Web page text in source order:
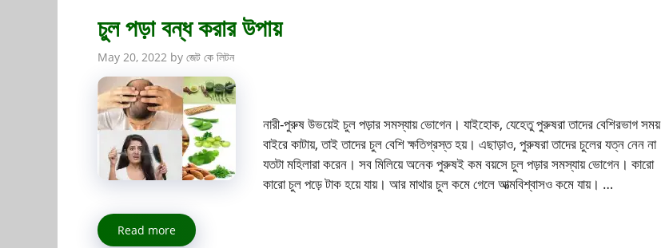
চুল পড়া বন্ধ করার উপায়
May 20, 2022 by জেট কে লিটন
নারী-পুরুষ উভয়েই চুল পড়ার সমস্যায় ভোগেন। যাইহোক, যেহেতু পুরুষরা তাদের বেশিরভাগ সময়
বাইরে কাটায়, তাই তাদের চুল বেশি ক্ষতিগ্রস্ত হয়। এছাড়াও, পুরুষরা তাদের চুলের যত্ন নেন না
যতটা মহিলারা করেন। সব মিলিয়ে অনেক পুরুষই কম বয়সে চুল পড়ার সমস্যায় ভোগেন। কারো
কারো চুল পড়ে টাক হয়ে যায়। আর মাথার চুল কমে গেলে আত্মবিশ্বাসও কমে যায়। …
Read more